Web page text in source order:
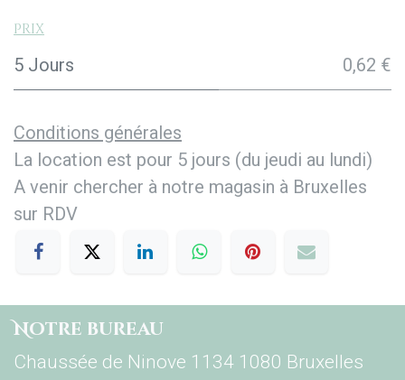
Prix
5 Jours 0,62 €
Conditions générales
La location est pour 5 jours (du jeudi au lundi)
A venir chercher à notre magasin à Bruxelles
sur RDV
Notre bureau
Chaussée de Ninove 1134 1080 Bruxelles